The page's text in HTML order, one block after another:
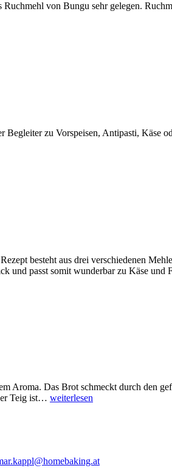
von Bungu sehr gelegen.
zu Vorspeisen, Antipasti,
besteht aus drei verschiedenen
und passt somit wunderbar zu Käse und
Aroma. Das Brot schmeckt durch den
Teig ist… weiterlesen